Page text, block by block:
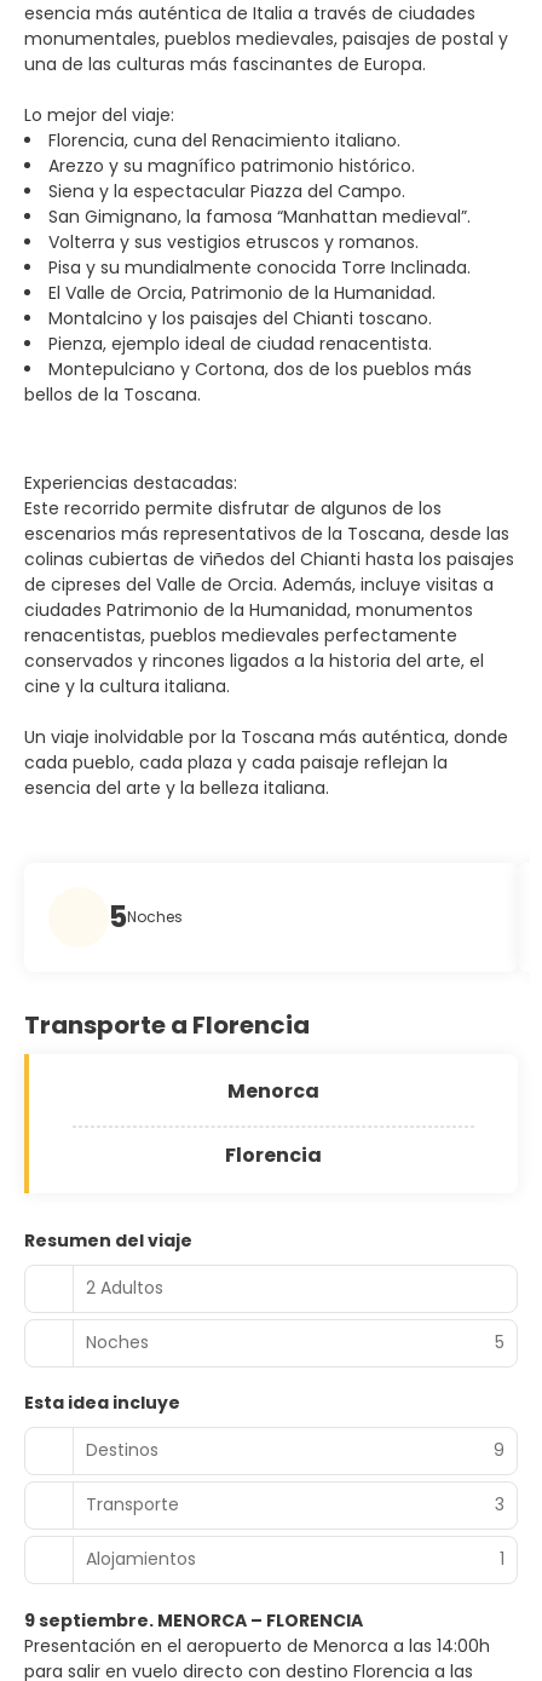
esencia más auténtica de Italia a través de ciudades
monumentales, pueblos medievales, paisajes de postal y
una de las culturas más fascinantes de Europa.
Lo mejor del viaje:
Florencia, cuna del Renacimiento italiano.
Arezzo y su magnífico patrimonio histórico.
Siena y la espectacular Piazza del Campo.
San Gimignano, la famosa “Manhattan medieval”.
Volterra y sus vestigios etruscos y romanos.
Pisa y su mundialmente conocida Torre Inclinada.
El Valle de Orcia, Patrimonio de la Humanidad.
Montalcino y los paisajes del Chianti toscano.
Pienza, ejemplo ideal de ciudad renacentista.
Montepulciano y Cortona, dos de los pueblos más
bellos de la Toscana.
Experiencias destacadas:
Este recorrido permite disfrutar de algunos de los
escenarios más representativos de la Toscana, desde las
colinas cubiertas de viñedos del Chianti hasta los paisajes
de cipreses del Valle de Orcia. Además, incluye visitas a
ciudades Patrimonio de la Humanidad, monumentos
renacentistas, pueblos medievales perfectamente
conservados y rincones ligados a la historia del arte, el
cine y la cultura italiana.
Un viaje inolvidable por la Toscana más auténtica, donde
cada pueblo, cada plaza y cada paisaje reflejan la
esencia del arte y la belleza italiana.
5Noches
Transporte a Florencia
Menorca
Florencia
Resumen del viaje
2 Adultos
Noches 5
Esta idea incluye
Destinos
9
Transporte 3
Alojamientos 1
9 septiembre. MENORCA – FLORENCIA
Presentación en el aeropuerto de Menorca a las 14:00h
para salir en vuelo directo con destino Florencia a las